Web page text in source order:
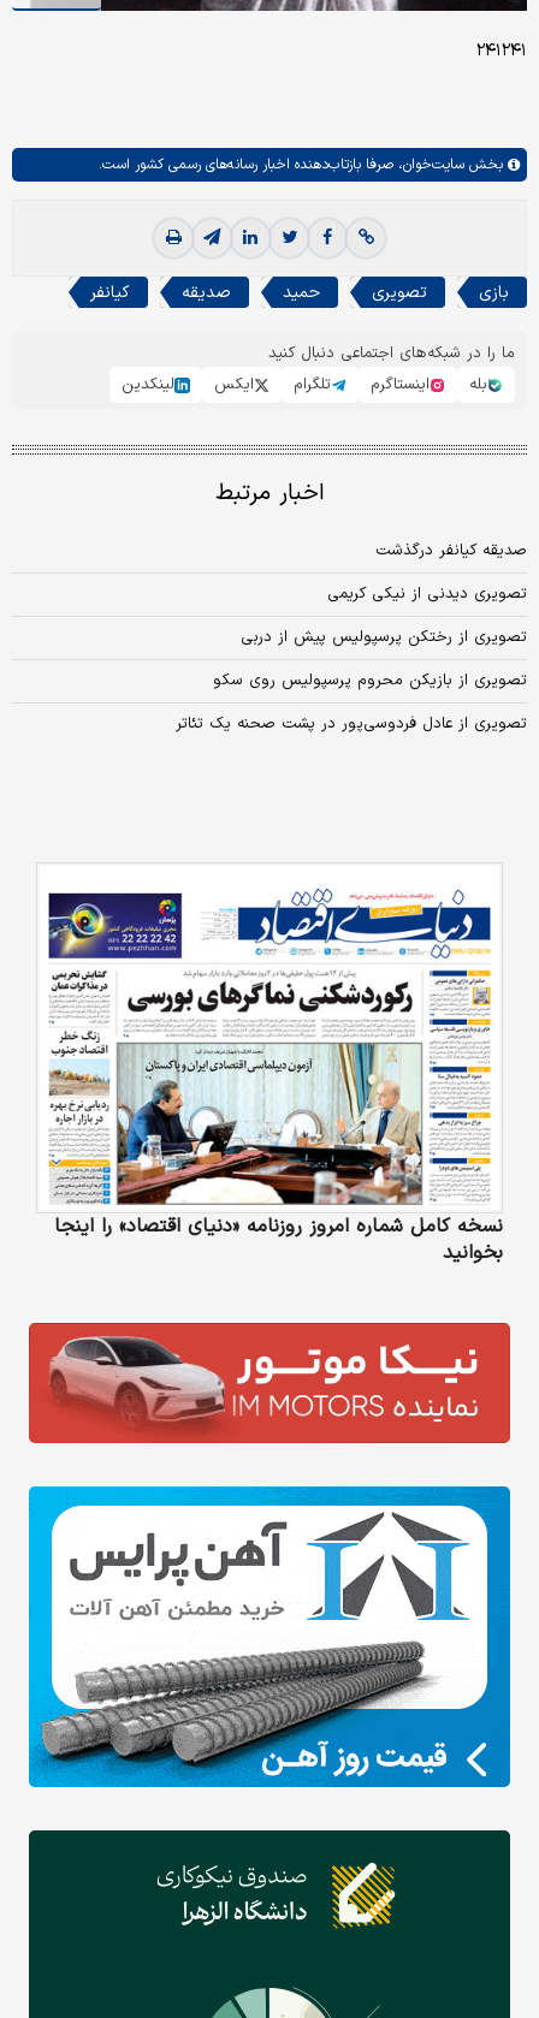
۲۴۱۲۴۱
بخش سایت‌خوان، صرفا بازتاب‌دهنده اخبار رسانه‌های رسمی کشور است.
بازی تصویری حمید صدیقه کیانفر
ما را در شبکه‌های اجتماعی دنبال کنید
بله
اینستاگرم تلگرام ایکس لینکدین
اخبار مرتبط
صدیقه کیانفر درگذشت
تصویری دیدنی از نیکی کریمی
تصویری از رختکن پرسپولیس پیش از دربی
تصویری از بازیکن محروم پرسپولیس روی سکو
تصویری از عادل فردوسی‌پور در پشت صحنه یک تئاتر
نسخه کامل شماره امروز روزنامه «دنیای‌ اقتصاد» را اینجا
بخوانید